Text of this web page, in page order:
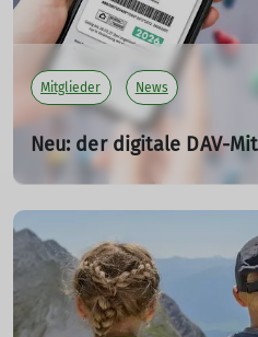
Mitglieder News
Neu: der digitale DAV-
29.09.2023
Dein DAV-Mitgliedsausweis
Form verfügbar. Damit hast du
wichtigen Infos immer auf
mehr erfahren